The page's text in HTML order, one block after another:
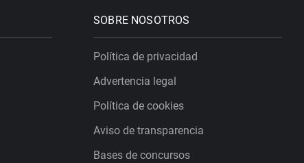
SOBRE NOSOTROS
Política de privacidad
Advertencia legal
Política de cookies
Aviso de transparencia
Bases de concursos